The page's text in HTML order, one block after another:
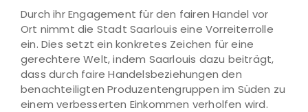
Durch ihr Engagement für den fairen Handel vor
Ort nimmt die Stadt Saarlouis eine Vorreiterrolle
ein. Dies setzt ein konkretes Zeichen für eine
gerechtere Welt, indem Saarlouis dazu beiträgt,
dass durch faire Handelsbeziehungen den
benachteiligten Produzentengruppen im Süden zu
einem verbesserten Einkommen verholfen wird.